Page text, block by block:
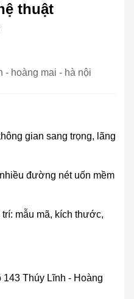
thuật
- hoàng mai - hà nội
gian sang trọng, lãng
đường nét uốn mềm
mẫu mã, kích thước,
Thúy Lĩnh - Hoàng